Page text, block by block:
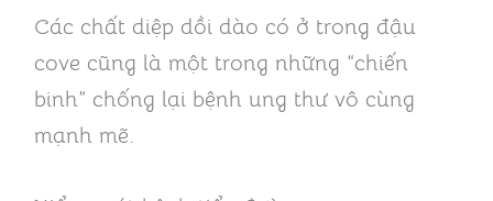
Các chất diệp dồi dào có ở trong đậu
cove cũng là một trong những “chiến
binh” chống lại bệnh ung thư vô cùng
mạnh mẽ.